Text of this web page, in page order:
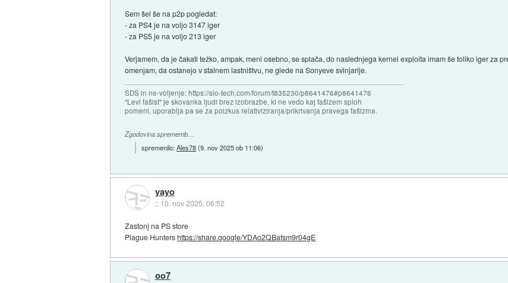
Sem šel še na p2p pogledat:
- za PS4 je na voljo 3147 iger
- za PS5 je na voljo 213 iger
Verjamem, da je čakati težko, ampak, meni osebno, se splača, do naslednjega kernel exploita imam še toliko iger za
omenjam, da ostanejo v stalnem lastništvu, ne glede na Sonyeve svinjarije.
SDS in ne-voljenje: https://slo-tech.com/forum/t835230/p8641476#p8641476
"Levi fašist" je skovanka ljudi brez izobrazbe, ki ne vedo kaj fašizem sploh
pomeni, uporablja pa se za poizkus relativiziranja/prikrivanja pravega fašizma.
Zgodovina sprememb…
spremenilo:Ales78(9. nov 2025 ob 11:06)
yayo
:: 10. nov 2025, 06:52
Zastonj na PS store
Plague Huntershttps://share.google/YDAo2QBafsm9r04gE
oo7